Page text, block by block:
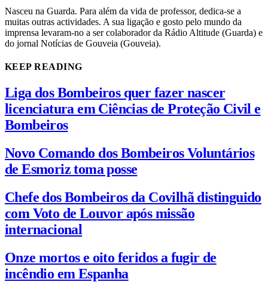
Nasceu na Guarda. Para além da vida de professor, dedica-se a
muitas outras actividades. A sua ligação e gosto pelo mundo da
imprensa levaram-no a ser colaborador da Rádio Altitude (Guarda) e
do jornal Notícias de Gouveia (Gouveia).
KEEP READING
Liga dos Bombeiros quer fazer nascer
licenciatura em Ciências de Proteção Civil e
Bombeiros
Novo Comando dos Bombeiros Voluntários
de Esmoriz toma posse
Chefe dos Bombeiros da Covilhã distinguido
com Voto de Louvor após missão
internacional
Onze mortos e oito feridos a fugir de
incêndio em Espanha